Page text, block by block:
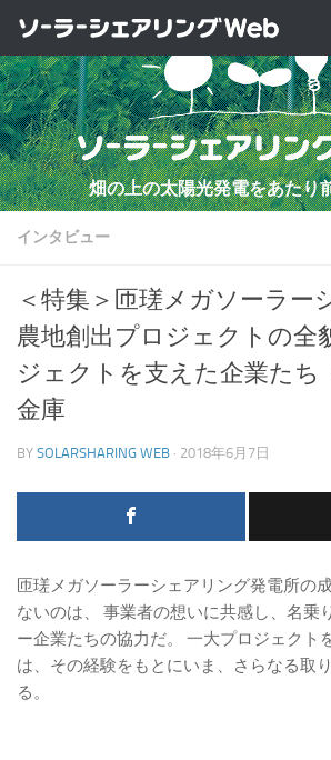
コンテンツへスキップ
畑の上の太陽光発電をあたり
インタビュー
＜特集＞匝瑳メガソーラー
農地創出プロジェクトの全
ジェクトを支えた企業たち
金庫
BY SOLARSHARING WEB · 2018年6月7日
匝瑳メガソーラーシェアリング発電所の
ないのは、 事業者の想いに共感し、名乗
ー企業たちの協力だ。 一大プロジェクト
は、その経験をもとにいま、さらなる取
る。